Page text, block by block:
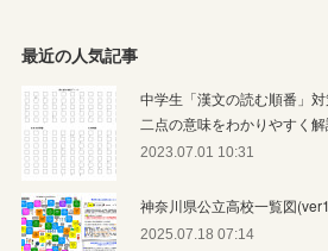
最近の人気記事
中学生「漢文の読む順番」
二点の意味をわかりやすく解
2023.07.01 10:31
神奈川県公立高校一覧図
2025.07.18 07:14